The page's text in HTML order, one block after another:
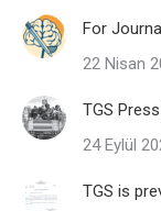
For
22 Nisan
TGS
24 Eylül
TGS is